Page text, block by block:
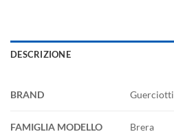
DESCRIZIONE
BRAND Guerciotti
FAMIGLIA MODELLO Brera